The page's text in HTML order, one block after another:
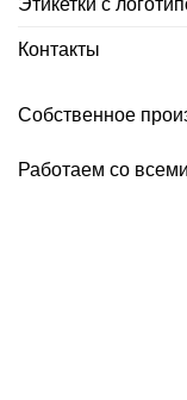
Этикетки с
Контакты
Собственное
Работаем со